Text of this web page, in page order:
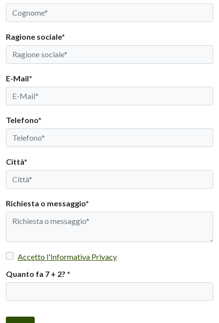
Ragione sociale*
E-Mail*
Telefono*
Città*
Richiesta o messaggio*
Accetto l'Informativa Privacy
Quanto fa 7 + 2? *